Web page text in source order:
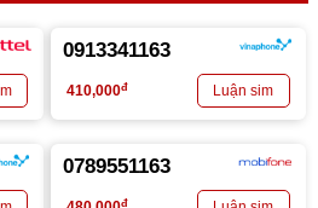
0913341163
410,000đ
0789551163
đ